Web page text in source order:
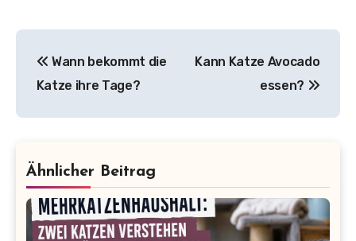
Wann bekommt die
Katze ihre Tage?
Kann Katze Avocado
essen?
Ähnlicher Beitrag